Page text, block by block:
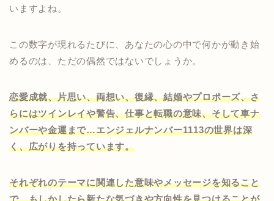
いますよね。
この数字が現れるたびに、あなたの心の中で何かが動き始
めるのは、ただの偶然ではないでしょうか。
恋愛成就、片思い、両想い、復縁、結婚やプロポーズ、さ
らにはツインレイや警告、仕事と転職の意味、そして車ナ
ンバーや金運まで…エンジェルナンバー1113の世界は深
く、広がりを持っています。
それぞれのテーマに関連した意味やメッセージを知ること
で、もしかしたら新たな気づきや方向性を見つけることが